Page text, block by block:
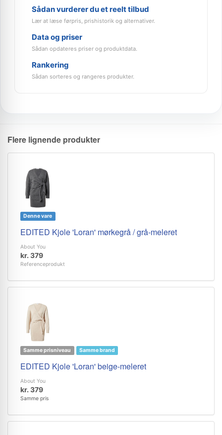
Sådan vurderer du et reelt tilbud
Lær at læse førpris, prishistorik og alternativer.
Data og priser
Sådan opdateres priser og produktdata.
Rankering
Sådan sorteres og rangeres produkter.
Flere lignende produkter
Denne vare
EDITED Kjole 'Loran' mørkegrå / grå-meleret
About You
kr. 379
Referenceprodukt
Samme prisniveau Samme brand
EDITED Kjole 'Loran' beige-meleret
About You
kr. 379
Samme pris